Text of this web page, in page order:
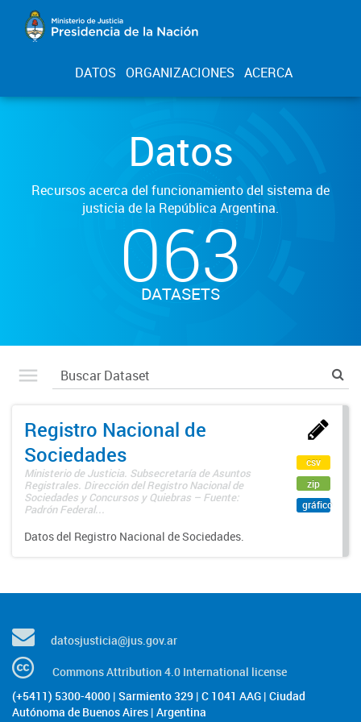
DATOS ORGANIZACIONES ACERCA
Datos
Recursos acerca del funcionamiento del sistema de
justicia de la República Argentina.
063
DATASETS
Registro Nacional de
Sociedades
Ministerio de Justicia. Subsecretaría de Asuntos
Registrales. Dirección del Registro Nacional de
Sociedades y Concursos y Quiebras – Fuente:
Padrón Federal...
Datos del Registro Nacional de Sociedades.
csv
zip
gráfico
datosjusticia@jus.gov.ar
Commons Attribution 4.0 International license
(+5411) 5300-4000 | Sarmiento 329 | C 1041 AAG | Ciudad
Autónoma de Buenos Aires | Argentina